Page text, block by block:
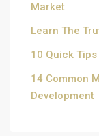
Market
Learn The
10 Quick
14 Common
Development